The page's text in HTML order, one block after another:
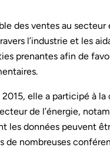
des ventes au
l’industrie et les
prenantes afin de
elle a participé à
de l’énergie,
les données peuvent
de nombreuses